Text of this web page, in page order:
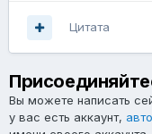
Цитата
Вы можете написать
у вас есть аккаунт,